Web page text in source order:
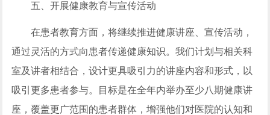
五、开展健康教育与宣传活动
在患者教育方面，将继续推进健康讲座、宣传活动，
通过灵活的方式向患者传递健康知识。我们计划与相关科
室及讲者相结合，设计更具吸引力的讲座内容和形式，以
吸引更多患者参与。目标是在全年内举办至少八期健康讲
座，覆盖更广范围的患者群体，增强他们对医院的认知和